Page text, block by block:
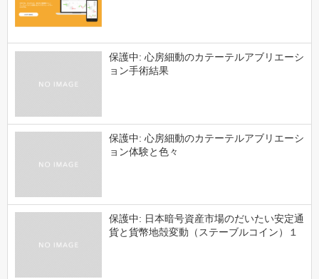
保護中: 心房細動のカテーテルアブリエーシ
ョン手術結果
保護中: 心房細動のカテーテルアブリエーシ
ョン体験と色々
保護中: 日本暗号資産市場のだいたい安定通
貨と貨幣地殻変動（ステーブルコイン）１